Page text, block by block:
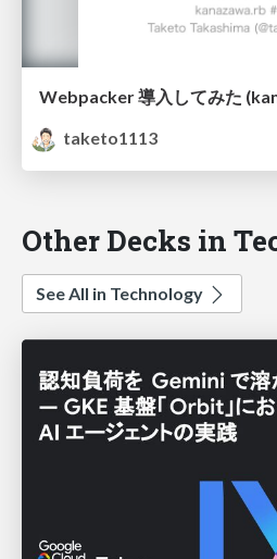
Webpacker 導入してみた
taketo1113
Other Decks in
See All in Technology